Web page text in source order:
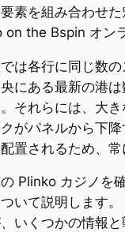
素を組み合わせ
the Bspin オン
は各行に同じ数
にある最新の港
それらには、大
がパネルから下
置されるため、常
Plinko カジノを
いて説明します
いくつかの情報